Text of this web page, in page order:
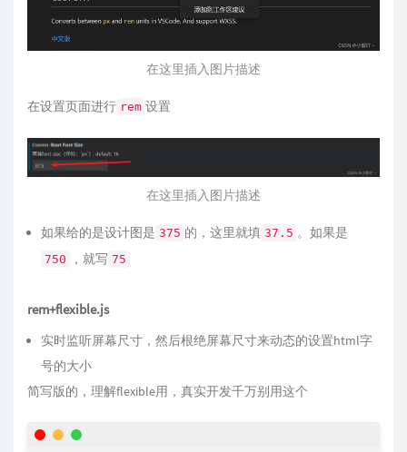
在这里插入图片描述
在设置页面进行 rem 设置
在这里插入图片描述
如果给的是设计图是 375 的，这里就填 37.5 。如果是
750 ，就写 75
rem+flexible.js
实时监听屏幕尺寸，然后根绝屏幕尺寸来动态的设置html字
号的大小
简写版的，理解flexible用，真实开发千万别用这个